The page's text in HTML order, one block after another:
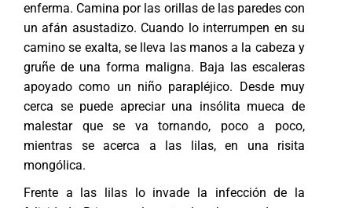
enferma. Camina por las orillas de las paredes con
un afán asustadizo. Cuando lo interrumpen en su
camino se exalta, se lleva las manos a la cabeza y
gruñe de una forma maligna. Baja las escaleras
apoyado como un niño parapléjico. Desde muy
cerca se puede apreciar una insólita mueca de
malestar que se va tornando, poco a poco,
mientras se acerca a las lilas, en una risita
mongólica.
Frente a las lilas lo invade la infección de la